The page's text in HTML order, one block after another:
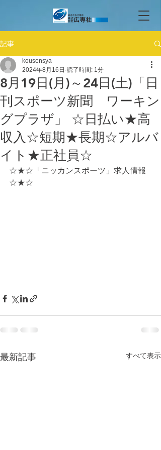
記事
8月19日(月)～24日(土)「日
刊スポーツ新聞 ワーキン
グプラザ」 ☆日払い★高
収入☆短期★長期☆アルバ
イト★正社員☆
kousensya
2024年8月16日 読了時間: 1分
☆★☆「ニッカンスポーツ」求人情報
☆★☆
最新記事 すべて表示